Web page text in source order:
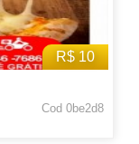
R$ 10
Cod 0be2d8